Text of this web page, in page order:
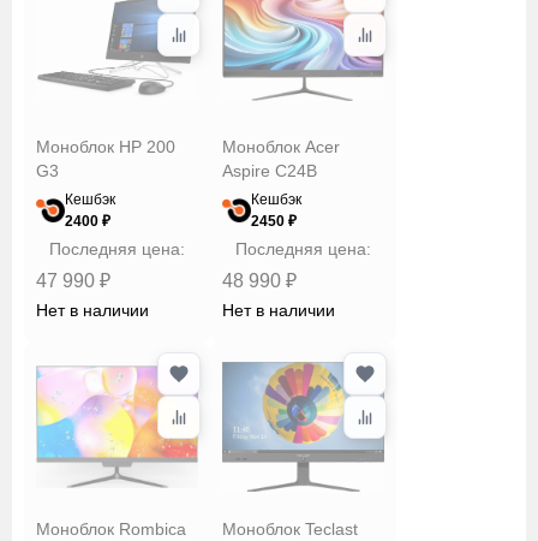
Моноблок HP 200
G3
Кешбэк
2400 ₽
Последняя цена:
47 990 ₽
Нет в наличии
Моноблок Acer
Aspire C24B
Кешбэк
2450 ₽
Последняя цена:
48 990 ₽
Нет в наличии
Моноблок Rombica Моноблок Teclast